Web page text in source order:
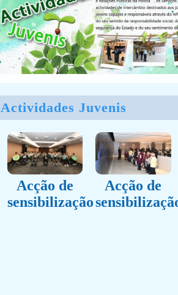
Actividades Juvenis
Acção de
sensibilização
Acção de